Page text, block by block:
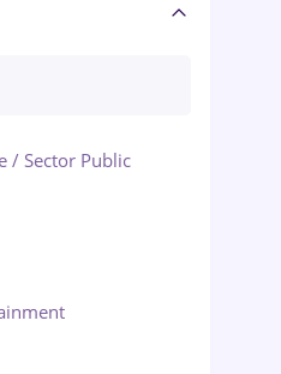
/ Sector Public